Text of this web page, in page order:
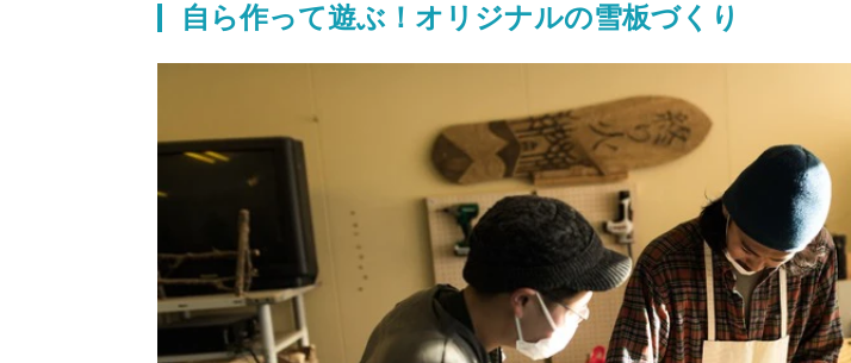
自ら作って遊ぶ！オリジナルの雪板づくり